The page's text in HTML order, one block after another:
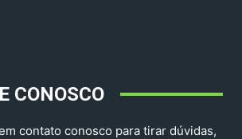
CONOSCO
contato conosco para tirar dúvidas,